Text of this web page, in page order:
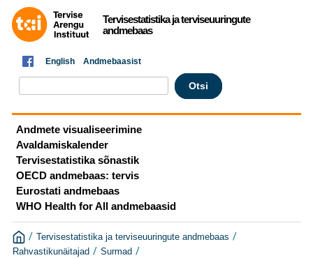
Tervisestatistika ja terviseuuringute
andmebaas
English Andmebaasist
Andmete visualiseerimine
Avaldamiskalender
Tervisestatistika sõnastik
OECD andmebaas: tervis
Eurostati andmebaas
WHO Health for All andmebaasid
/ Tervisestatistika ja terviseuuringute andmebaas /
Rahvastikunäitajad / Surmad /